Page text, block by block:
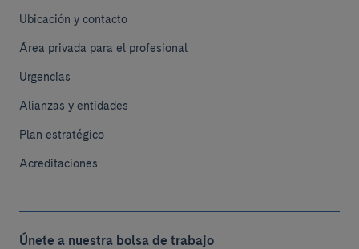
Ubicación y contacto
Área privada para el profesional
Urgencias
Alianzas y entidades
Plan estratégico
Acreditaciones
Únete a nuestra bolsa de trabajo